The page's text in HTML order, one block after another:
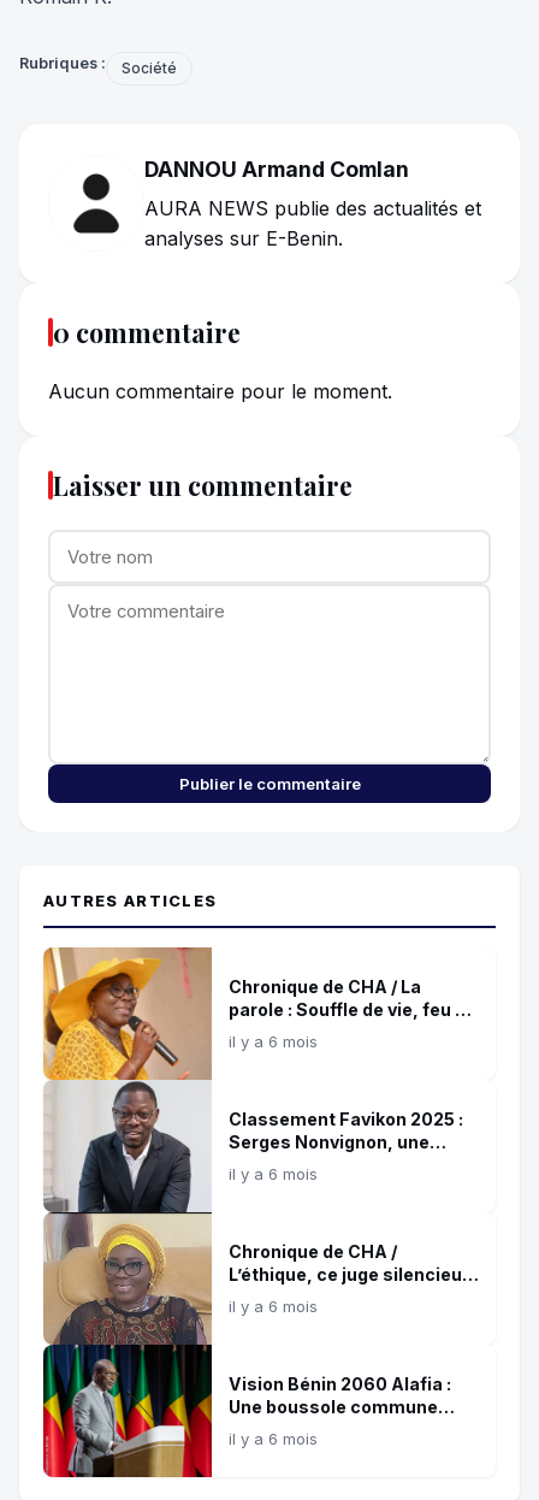
Rubriques : Société
DANNOU Armand Comlan
AURA NEWS publie des actualités et
analyses sur E-Benin.
0 commentaire
Aucun commentaire pour le moment.
Laisser un commentaire
Publier le commentaire
AUTRES ARTICLES
Chronique de CHA / La
parole : Souffle de vie, feu de
destruction !
il y a 6 mois
Classement Favikon 2025 :
Serges Nonvignon, une
référence confirmée de
l’influence digitale africaine
il y a 6 mois
Chronique de CHA /
L’éthique, ce juge silencieux
et témoin de nos choix !
il y a 6 mois
Vision Bénin 2060 Alafia :
Une boussole commune
pour les 35 prochaines
années
il y a 6 mois